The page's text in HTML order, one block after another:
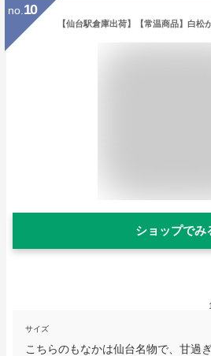
no. 10
ショップでみ
サイズ
こちらのもなかは仙台名物で、甘過